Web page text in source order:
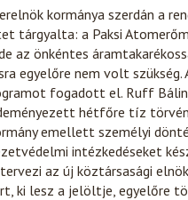
kormánya szerdán a
tárgyalta: a Paksi
az önkéntes
egyelőre nem volt
fogadott el. Ruff
hétfőre tíz
emellett személyi
intézkedéseket
az új köztársasági
ki lesz a jelöltje, egyelőre